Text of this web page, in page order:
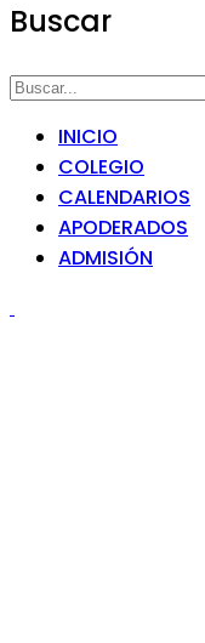
Buscar
INICIO
COLEGIO
CALENDARIOS
APODERADOS
ADMISIÓN